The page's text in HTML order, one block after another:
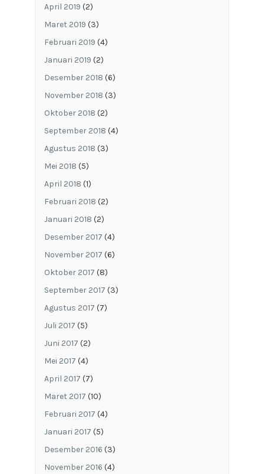
April 2019 (2)
Maret 2019 (3)
Februari 2019 (4)
Januari 2019 (2)
Desember 2018 (6)
November 2018 (3)
Oktober 2018 (2)
September 2018 (4)
Agustus 2018 (3)
Mei 2018 (5)
April 2018 (1)
Februari 2018 (2)
Januari 2018 (2)
Desember 2017 (4)
November 2017 (6)
Oktober 2017 (8)
September 2017 (3)
Agustus 2017 (7)
Juli 2017 (5)
Juni 2017 (2)
Mei 2017 (4)
April 2017 (7)
Maret 2017 (10)
Februari 2017 (4)
Januari 2017 (5)
Desember 2016 (3)
November 2016 (4)